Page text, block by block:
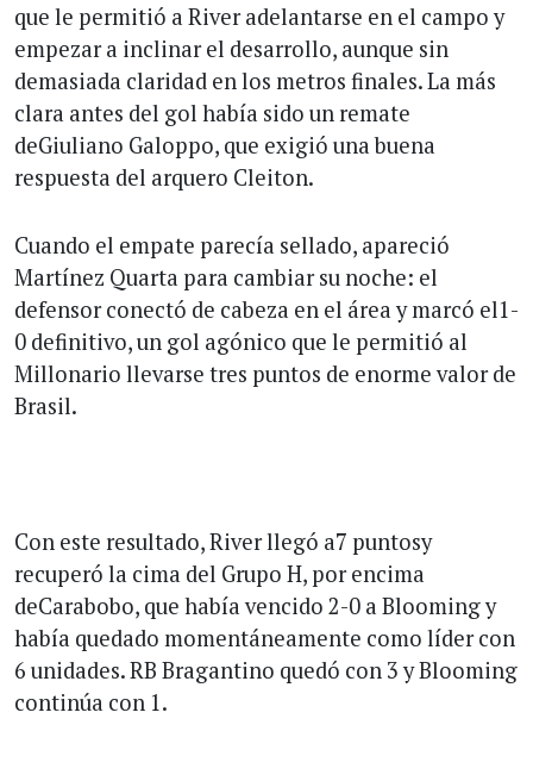
que le permitió a River adelantarse en el campo y
empezar a inclinar el desarrollo, aunque sin
demasiada claridad en los metros finales. La más
clara antes del gol había sido un remate
deGiuliano Galoppo, que exigió una buena
respuesta del arquero Cleiton.
Cuando el empate parecía sellado, apareció
Martínez Quarta para cambiar su noche: el
defensor conectó de cabeza en el área y marcó el1-
0 definitivo, un gol agónico que le permitió al
Millonario llevarse tres puntos de enorme valor de
Brasil.
Con este resultado, River llegó a7 puntosy
recuperó la cima del Grupo H, por encima
deCarabobo, que había vencido 2-0 a Blooming y
había quedado momentáneamente como líder con
6 unidades. RB Bragantino quedó con 3 y Blooming
continúa con 1.